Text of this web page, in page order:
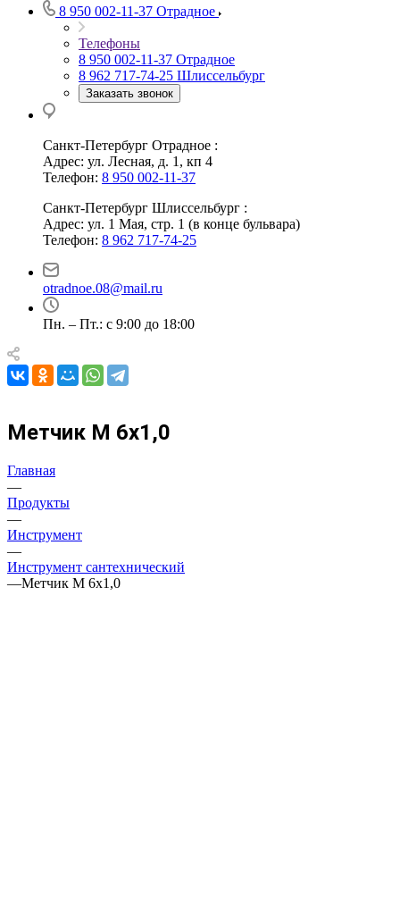
8 950 002-11-37 Отрадное
Телефоны
8 950 002-11-37 Отрадное
8 962 717-74-25 Шлиссельбург
Заказать звонок
Санкт-Петербург Отрадное :
Адрес: ул. Лесная, д. 1, кп 4
Телефон: 8 950 002-11-37
Санкт-Петербург Шлиссельбург :
Адрес: ул. 1 Мая, стр. 1 (в конце бульвара)
Телефон: 8 962 717-74-25
otradnoe.08@mail.ru
Пн. – Пт.: с 9:00 до 18:00
Метчик М 6х1,0
Главная
—
Продукты
—
Инструмент
—
Инструмент сантехнический
—Метчик М 6х1,0